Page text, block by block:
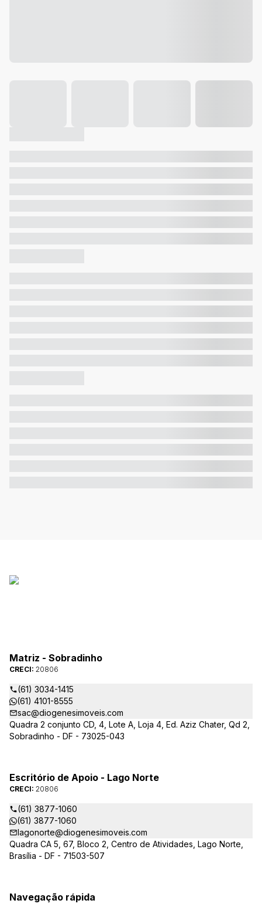
Matriz - Sobradinho
CRECI: 20806
(61) 3034-1415
(61) 4101-8555
sac@diogenesimoveis.com
Quadra 2 conjunto CD, 4, Lote A, Loja 4, Ed. Aziz Chater, Qd 2,
Sobradinho - DF - 73025-043
Escritório de Apoio - Lago Norte
CRECI: 20806
(61) 3877-1060
(61) 3877-1060
lagonorte@diogenesimoveis.com
Quadra CA 5, 67, Bloco 2, Centro de Atividades, Lago Norte,
Brasília - DF - 71503-507
Navegação rápida